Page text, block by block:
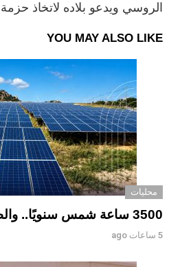
الروسي ويدعو بلاده لاتخاذ
YOU MAY ALSO LIKE
محليات
3500 ساعة شمس سنويًا.. والطاقة المتجددة شبه غائبة
5 ساعات ago